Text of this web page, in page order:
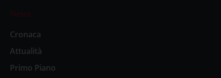
News
Cronaca
Attualità
Primo Piano